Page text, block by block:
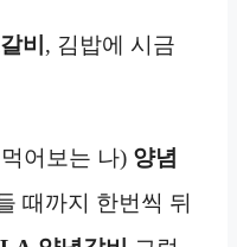
비 , 김밥에 시금
어보는 나) 양념
때까지 한번씩 뒤